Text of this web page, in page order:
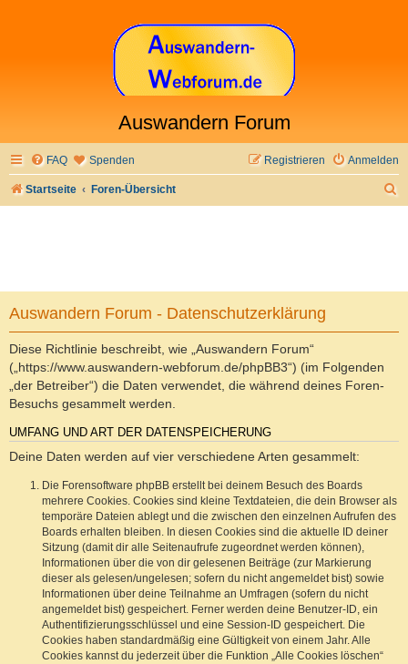
Auswandern Forum
FAQ Spenden Anmelden
Registrieren
Startseite Foren-Übersicht
Auswandern Forum - Datenschutzerklärung
Diese Richtlinie beschreibt, wie „Auswandern Forum“
(„https://www.auswandern-webforum.de/phpBB3“) (im Folgenden
„der Betreiber“) die Daten verwendet, die während deines Foren-
Besuchs gesammelt werden.
UMFANG UND ART DER DATENSPEICHERUNG
Deine Daten werden auf vier verschiedene Arten gesammelt:
Die Forensoftware phpBB erstellt bei deinem Besuch des Boards
mehrere Cookies. Cookies sind kleine Textdateien, die dein Browser als
temporäre Dateien ablegt und die zwischen den einzelnen Aufrufen des
Boards erhalten bleiben. In diesen Cookies sind die aktuelle ID deiner
Sitzung (damit dir alle Seitenaufrufe zugeordnet werden können),
Informationen über die von dir gelesenen Beiträge (zur Markierung
dieser als gelesen/ungelesen; sofern du nicht angemeldet bist) sowie
Informationen über deine Teilnahme an Umfragen (sofern du nicht
angemeldet bist) gespeichert. Ferner werden deine Benutzer-ID, ein
Authentifizierungsschlüssel und eine Session-ID gespeichert. Die
Cookies haben standardmäßig eine Gültigkeit von einem Jahr. Alle
Cookies kannst du jederzeit über die Funktion „Alle Cookies löschen“